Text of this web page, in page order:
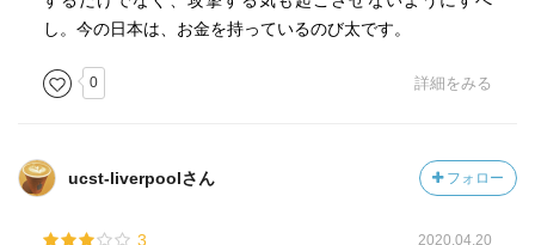
し。今の日本は、お金を持っているのび太です。
0 詳細をみる
ucst-liverpoolさん フォロー
3 2020.04.20